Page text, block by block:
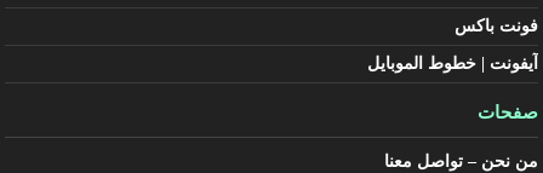
فونت باكس
آيفونت | خطوط الموبايل
صفحات
من نحن – تواصل معنا